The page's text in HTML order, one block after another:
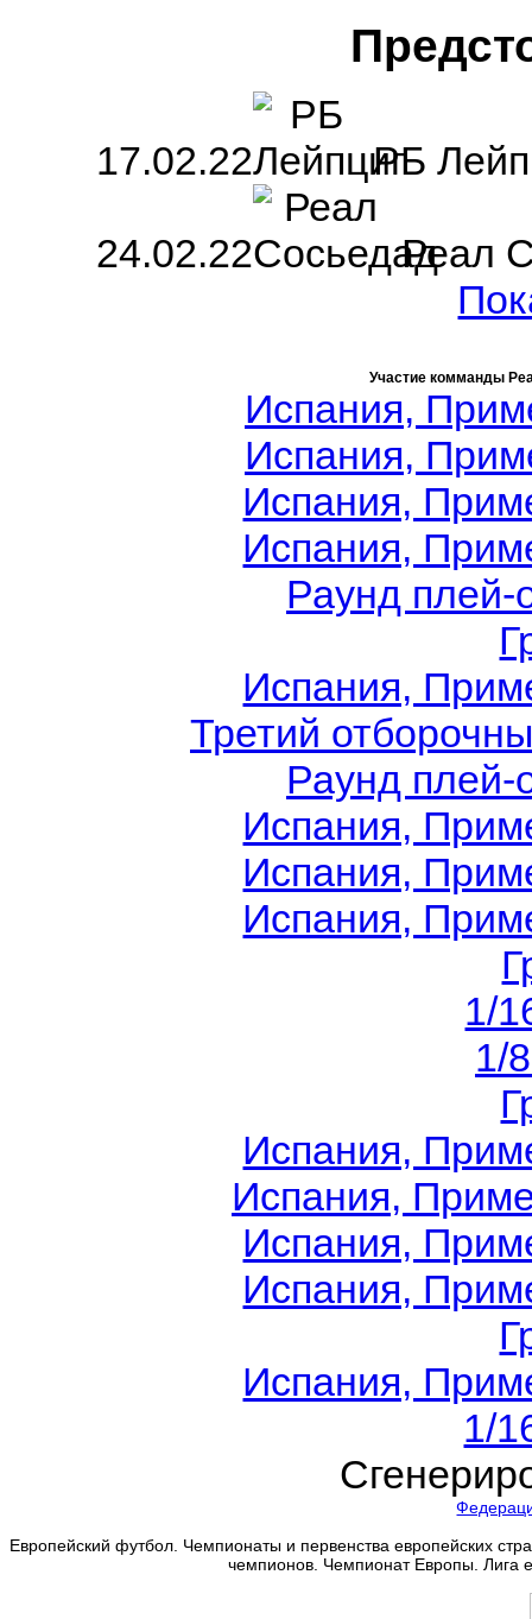
17.02.22 РБ
24.02.22
Реал
Участие комманды
Испания,
Испания,
Испания,
Испания,
Раунд
Испания,
Третий
Раунд
Испания,
Испания,
Испания,
1/
1/
Испания,
Испания,
Испания,
Испания,
Испания,
1/
Европейский футбол. Чемпионаты и первенства европейских
чемпионов. Чемпионат Европы.